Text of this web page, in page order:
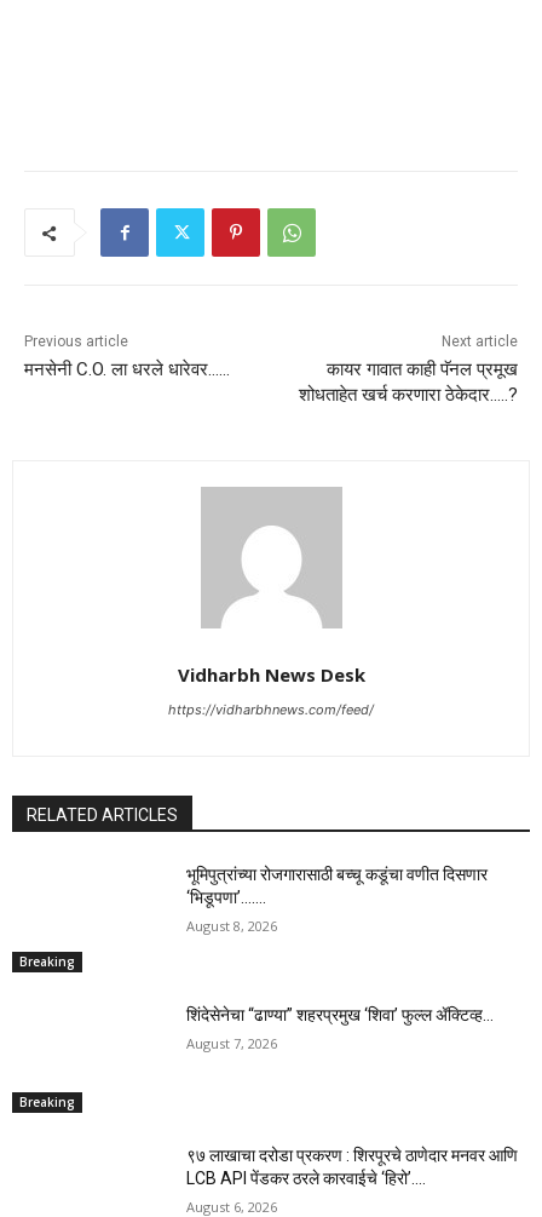
Previous article
मनसेनी C.O. ला धरले धारेवर……
Next article
कायर गावात काही पॅनल प्रमूख
शोधताहेत खर्च करणारा ठेकेदार…..?
Vidharbh News Desk
https://vidharbhnews.com/feed/
RELATED ARTICLES
Breaking
भूमिपुत्रांच्या रोजगारासाठी बच्चू कडूंचा वणीत दिसणार
‘भिडूपणा’…….
August 8, 2026
Breaking
शिंदेसेनेचा “ढाण्या” शहरप्रमुख ‘शिवा’ फुल्ल ॲक्टिव्ह…
August 7, 2026
९७ लाखाचा दरोडा प्रकरण : शिरपूरचे ठाणेदार मनवर आणि
LCB API पेंडकर ठरले कारवाईचे ‘हिरो’….
August 6, 2026